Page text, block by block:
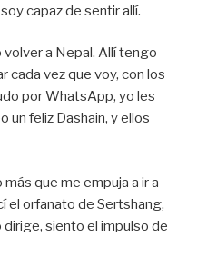
capaz de sentir allí.
a Nepal. Allí tengo
cada vez que voy, con los
por WhatsApp, yo les
un feliz Dashain, y ellos
que me empuja a ir a
el orfanato de Sertshang,
dirige, siento el impulso de